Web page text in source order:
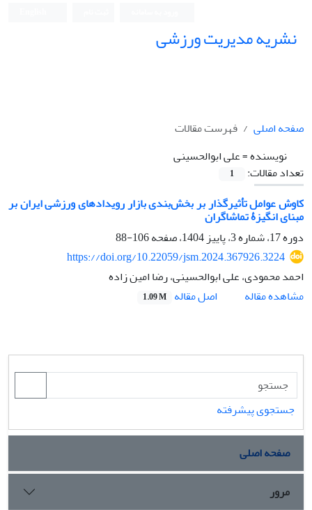
نشریه مدیریت ورزشی
صفحه اصلی
فهرست مقالات
نویسنده =علی ابوالحسینی
تعداد مقالات:
1
کاوش عوامل تأثیرگذار بر بخش‌بندی بازار رویدادهای ورزشی ایران بر
مبنای انگیزۀ تماشاگران
دوره 17، شماره 3، پاییز 1404، صفحه
106-88
https://doi.org/10.22059/jsm.2024.367926.3224
احمد محمودی، علی ابوالحسینی، رضا امین زاده
مشاهده مقاله
اصل مقاله 1.09 M
جستجوی پیشرفته
صفحه اصلی
مرور